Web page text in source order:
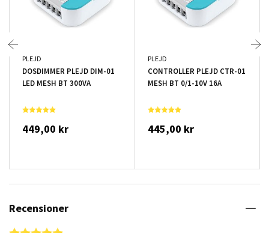
PLEJD
DOSDIMMER PLEJD DIM-01
LED MESH BT 300VA
449,00 kr
PLEJD
CONTROLLER PLEJD CTR-01
MESH BT 0/1-10V 16A
445,00 kr
Recensioner